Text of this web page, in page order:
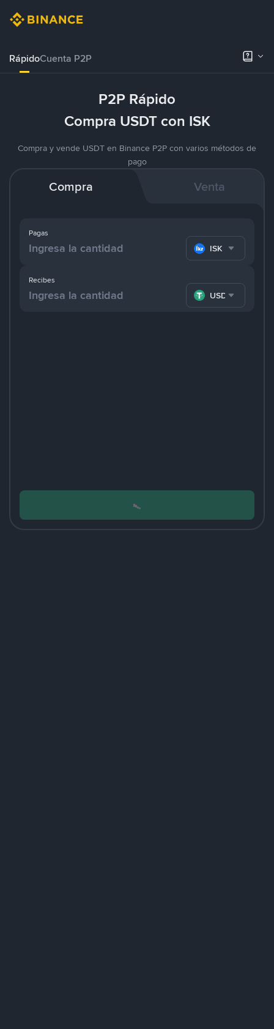
RápidoCuenta P2P
P2P Rápido
Compra USDT con ISK
Compra y vende USDT en Binance P2P con varios métodos de
pago
Compra Venta
Pagas
ISK
Recibes
USDT